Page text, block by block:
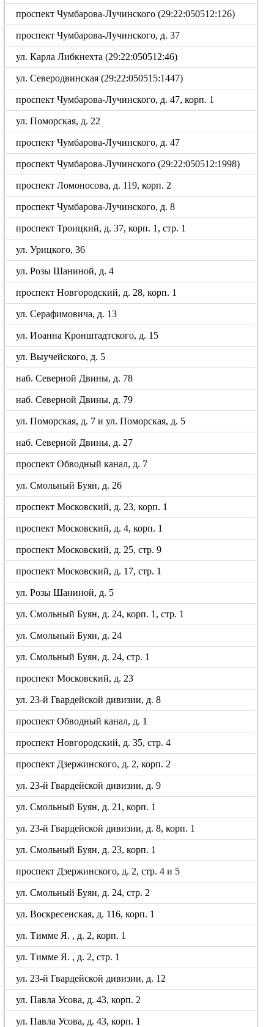
проспект Чумбарова-Лучинского (29:22:050512:126)
проспект Чумбарова-Лучинского, д. 37
ул. Карла Либкнехта (29:22:050512:46)
ул. Северодвинская (29:22:050515:1447)
проспект Чумбарова-Лучинского, д. 47, корп. 1
ул. Поморская, д. 22
проспект Чумбарова-Лучинского, д. 47
проспект Чумбарова-Лучинского (29:22:050512:1998)
проспект Ломоносова, д. 119, корп. 2
проспект Чумбарова-Лучинского, д. 8
проспект Троицкий, д. 37, корп. 1, стр. 1
ул. Урицкого, 36
ул. Розы Шаниной, д. 4
проспект Новгородский, д. 28, корп. 1
ул. Серафимовича, д. 13
ул. Иоанна Кронштадтского, д. 15
ул. Выучейского, д. 5
наб. Северной Двины, д. 78
наб. Северной Двины, д. 79
ул. Поморская, д. 7 и ул. Поморская, д. 5
наб. Северной Двины, д. 27
проспект Обводный канал, д. 7
ул. Смольный Буян, д. 26
проспект Московский, д. 23, корп. 1
проспект Московский, д. 4, корп. 1
проспект Московский, д. 25, стр. 9
проспект Московский, д. 17, стр. 1
ул. Розы Шаниной, д. 5
ул. Смольный Буян, д. 24, корп. 1, стр. 1
ул. Смольный Буян, д. 24
ул. Смольный Буян, д. 24, стр. 1
проспект Московский, д. 23
ул. 23-й Гвардейской дивизии, д. 8
проспект Обводный канал, д. 1
проспект Новгородский, д. 35, стр. 4
проспект Дзержинского, д. 2, корп. 2
ул. 23-й Гвардейской дивизии, д. 9
ул. Смольный Буян, д. 21, корп. 1
ул. 23-й Гвардейской дивизии, д. 8, корп. 1
ул. Смольный Буян, д. 23, корп. 1
проспект Дзержинского, д. 2, стр. 4 и 5
ул. Смольный Буян, д. 24, стр. 2
ул. Воскресенская, д. 116, корп. 1
ул. Тимме Я. , д. 2, корп. 1
ул. Тимме Я. , д. 2, стр. 1
ул. 23-й Гвардейской дивизии, д. 12
ул. Павла Усова, д. 43, корп. 2
ул. Павла Усова, д. 43, корп. 1